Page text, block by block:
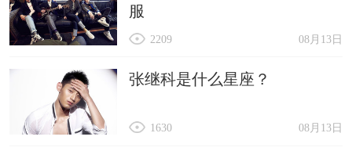
服
08月13日
2209
张继科是什么星座？
08月13日
1630